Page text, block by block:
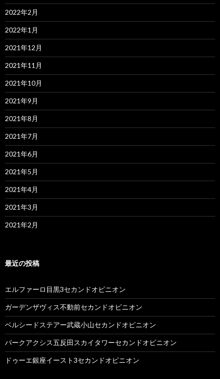
2022年2月
2022年1月
2021年12月
2021年11月
2021年10月
2021年9月
2021年8月
2021年7月
2021年6月
2021年5月
2021年4月
2021年3月
2021年2月
最近の投稿
エルファーロ目黒3セカンドオピニオン
ガーデンザヴィス不動前セカンドオピニオン
ベルシードステアー武蔵小山セカンドオピニオン
パークアクシス五反田スカイタワーセカンドオピニオン
ドゥーエ銀座イースト3セカンドオピニオン